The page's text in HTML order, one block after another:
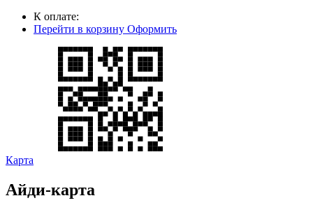
К оплате:
Перейти в корзину Оформить
Карта
Айди-карта